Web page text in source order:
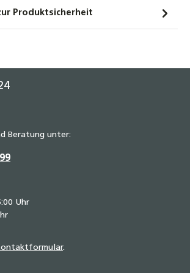
Produktsicherheit
Beratung unter:
Uhr
.